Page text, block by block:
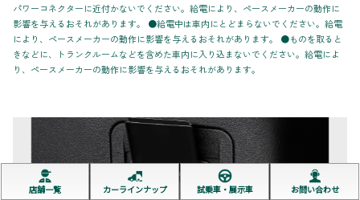
パワーコネクターに近付かないでください。給電により、ペースメーカーの動作に
影響を与えるおそれがあります。 ●給電中は車内にとどまらないでください。給電
により、ペースメーカーの動作に影響を与えるおそれがあります。 ●ものを取ると
きなどに、トランクルームなどを含めた車内に入り込まないでください。給電によ
り、ペースメーカーの動作に影響を与えるおそれがあります。
店舗一覧 カーラインナップ 試乗車・展示車 お問い合わせ